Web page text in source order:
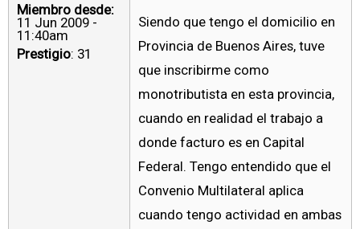
Miembro desde:
11 Jun 2009 -
11:40am
Prestigio: 31
Siendo que tengo el domicilio en
Provincia de Buenos Aires, tuve
que inscribirme como
monotributista en esta provincia,
cuando en realidad el trabajo a
donde facturo es en Capital
Federal. Tengo entendido que el
Convenio Multilateral aplica
cuando tengo actividad en ambas